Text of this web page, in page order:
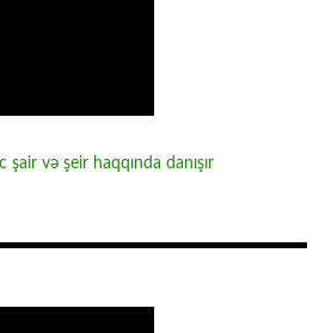
və şeir haqqında danışır